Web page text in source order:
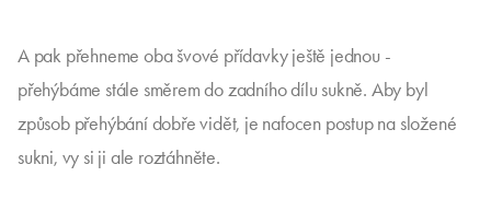
A pak přehneme oba švové přídavky ještě jednou -
přehýbáme stále směrem do zadního dílu sukně. Aby byl
způsob přehýbání dobře vidět, je nafocen postup na složené
sukni, vy si ji ale roztáhněte.